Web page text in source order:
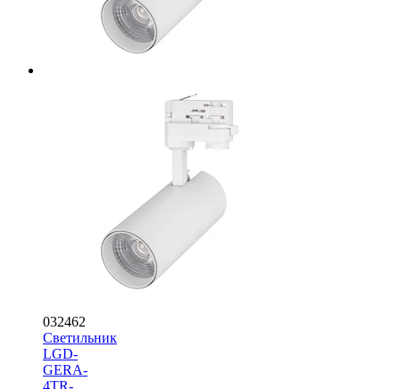
032462
Светильник
LGD-
GERA-